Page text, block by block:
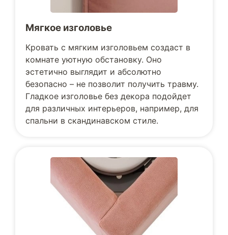
Мягкое изголовье
Кровать с мягким изголовьем создаст в
комнате уютную обстановку. Оно
эстетично выглядит и абсолютно
безопасно – не позволит получить травму.
Гладкое изголовье без декора подойдет
для различных интерьеров, например, для
спальни в скандинавском стиле.